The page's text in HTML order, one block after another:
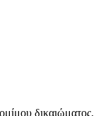
δικαιώματος.